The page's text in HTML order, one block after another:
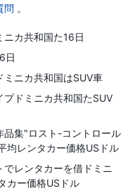
問 。
カ共和国た16日
日
ミニカ共和国はSUV車
ドミニカ共和国たSUV
品集"ロスト-コントロール
均レンタカー価格USドル
レンタカーを借ドミニ
カー価格USドル